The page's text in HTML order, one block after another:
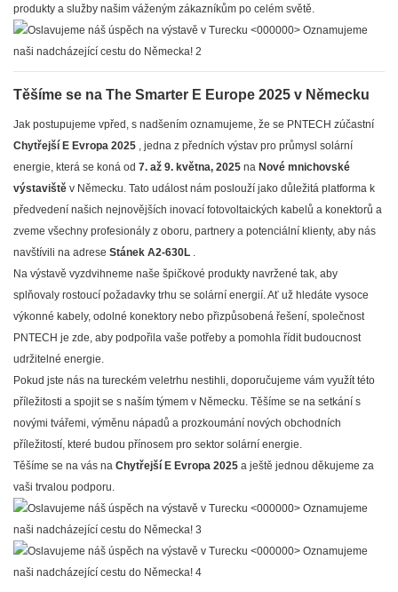
produkty a služby našim váženým zákazníkům po celém světě.
Těšíme se na The Smarter E Europe 2025 v Německu
Jak postupujeme vpřed, s nadšením oznamujeme, že se PNTECH zúčastní
Chytřejší E Evropa 2025 , jedna z předních výstav pro průmysl solární
energie, která se koná od 7. až 9. května, 2025 na Nové mnichovské
výstaviště v Německu. Tato událost nám poslouží jako důležitá platforma k
předvedení našich nejnovějších inovací fotovoltaických kabelů a konektorů a
zveme všechny profesionály z oboru, partnery a potenciální klienty, aby nás
navštívili na adrese Stánek A2-630L .
Na výstavě vyzdvihneme naše špičkové produkty navržené tak, aby
splňovaly rostoucí požadavky trhu se solární energií. Ať už hledáte vysoce
výkonné kabely, odolné konektory nebo přizpůsobená řešení, společnost
PNTECH je zde, aby podpořila vaše potřeby a pomohla řídit budoucnost
udržitelné energie.
Pokud jste nás na tureckém veletrhu nestihli, doporučujeme vám využít této
příležitosti a spojit se s naším týmem v Německu. Těšíme se na setkání s
novými tvářemi, výměnu nápadů a prozkoumání nových obchodních
příležitostí, které budou přínosem pro sektor solární energie.
Těšíme se na vás na Chytřejší E Evropa 2025 a ještě jednou děkujeme za
vaši trvalou podporu.